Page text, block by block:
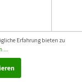
19
Erfahrung bieten zu
...